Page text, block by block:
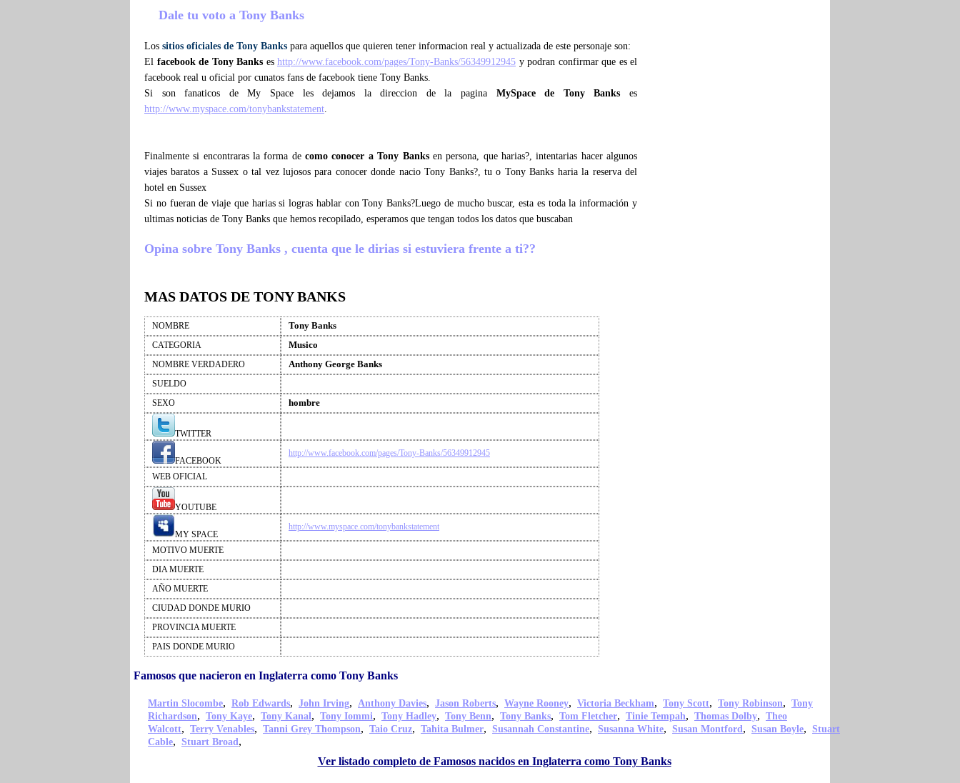
Dale tu voto a Tony Banks
Los sitios oficiales de Tony Banks para aquellos que quieren tener informacion real y actualizada de este personaje son:
El facebook de Tony Banks es http://www.facebook.com/pages/Tony-Banks/56349912945 y podran confirmar que es el
facebook real u oficial por cunatos fans de facebook tiene Tony Banks.
Si son fanaticos de My Space les dejamos la direccion de la pagina MySpace de Tony Banks es
http://www.myspace.com/tonybankstatement.
Finalmente si encontraras la forma decomo conocer a Tony Banksen persona, que harias?, intentarias hacer algunos
viajes baratos a Sussex o tal vez lujosos para conocer donde nacio Tony Banks?, tu o Tony Banks haria la reserva del
hotel en Sussex
Si no fueran de viaje que harias si logras hablar con Tony Banks?Luego de mucho buscar, esta es toda la información y
ultimas noticias de Tony Banks que hemos recopilado, esperamos que tengan todos los datos que buscaban
Opina sobre Tony Banks , cuenta que le dirias si estuviera frente a ti??
MAS DATOS DE TONY BANKS
NOMBRE Tony Banks
CATEGORIA Musico
NOMBRE VERDADERO Anthony George Banks
SUELDO
SEXO
hombre
TWITTER
FACEBOOK
http://www.facebook.com/pages/Tony-Banks/56349912945
WEB OFICIAL
YOUTUBE
MY SPACE
http://www.myspace.com/tonybankstatement
MOTIVO MUERTE
DIA MUERTE
AÑO MUERTE
CIUDAD DONDE MURIO
PROVINCIA MUERTE
PAIS DONDE MURIO
Famosos que nacieron en Inglaterra como Tony Banks
Martin Slocombe, Rob Edwards, John Irving, Anthony Davies, Jason Roberts, Wayne Rooney, Victoria Beckham, Tony Scott, Tony Robinson, Tony
Richardson, Tony Kaye, Tony Kanal, Tony Iommi, Tony Hadley, Tony Benn, Tony Banks, Tom Fletcher, Tinie Tempah, Thomas Dolby, Theo
Walcott, Terry Venables, Tanni Grey Thompson, Taio Cruz, Tahita Bulmer, Susannah Constantine, Susanna White, Susan Montford, Susan Boyle, Stuart
Cable, Stuart Broad,
Ver listado completo de Famosos nacidos en Inglaterra como Tony Banks